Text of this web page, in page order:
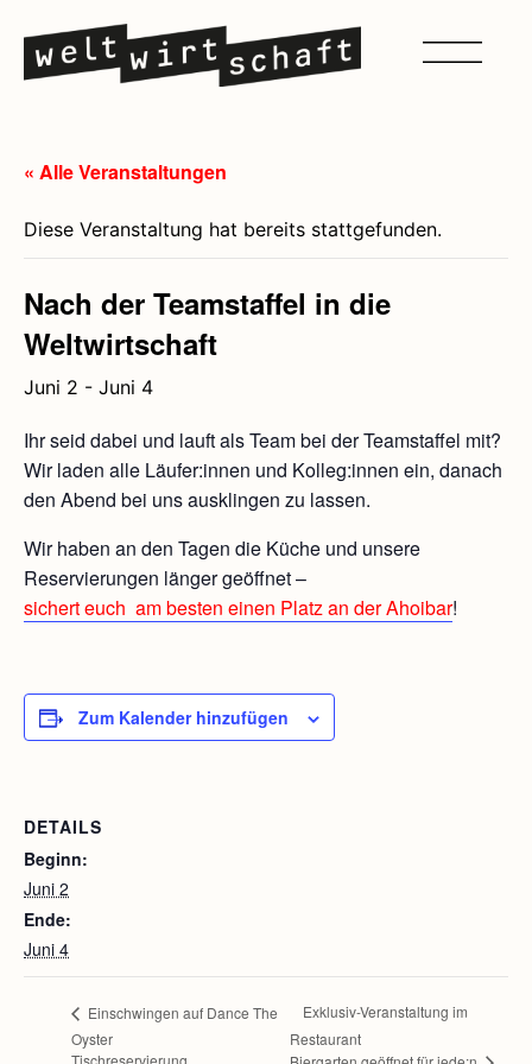
« Alle Veranstaltungen
Diese Veranstaltung hat bereits stattgefunden.
Nach der Teamstaffel in die
Weltwirtschaft
Juni 2 - Juni 4
Ihr seid dabei und lauft als Team bei der Teamstaffel mit?
Wir laden alle Läufer:innen und Kolleg:innen ein, danach
den Abend bei uns ausklingen zu lassen.
Wir haben an den Tagen die Küche und unsere
Reservierungen länger geöffnet –
sichert euch am besten einen Platz an der Ahoibar!
Zum Kalender hinzufügen
DETAILS
Beginn:
Juni 2
Ende:
Juni 4
Einschwingen auf Dance The
Oyster
Tischreservierung
Exklusiv-Veranstaltung im
Restaurant